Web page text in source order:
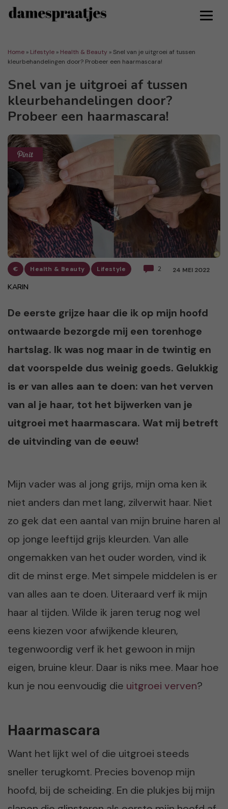
Home » Lifestyle » Health & Beauty »Snel van je uitgroei af tussen
kleurbehandelingen door? Probeer een haarmascara!
Snel van je uitgroei af tussen
kleurbehandelingen door?
Probeer een haarmascara!
€ Health & Beauty Lifestyle 2 24 MEI 2022
KARIN
De eerste grijze haar die ik op mijn hoofd
ontwaarde bezorgde mij een torenhoge
hartslag. Ik was nog maar in de twintig en
dat voorspelde dus weinig goeds. Gelukkig
is er van alles aan te doen: van het verven
van al je haar, tot het bijwerken van je
uitgroei met haarmascara. Wat mij betreft
de uitvinding van de eeuw!
Mijn vader was al jong grijs, mijn oma ken ik
niet anders dan met lang, zilverwit haar. Niet
zo gek dat een aantal van mijn bruine haren al
op jonge leeftijd grijs kleurden. Van alle
ongemakken van het ouder worden, vind ik
dit de minst erge. Met simpele middelen is er
van alles aan te doen. Uiteraard verf ik mijn
haar al tijden. Wilde ik jaren terug nog wel
eens kiezen voor afwijkende kleuren,
tegenwoordig verf ik het gewoon in mijn
eigen, bruine kleur. Daar is niks mee. Maar hoe
kun je nou eenvoudig die uitgroei verven?
Haarmascara
Want het lijkt wel of die uitgroei steeds
sneller terugkomt. Precies bovenop mijn
hoofd, bij de scheiding. En die plukjes bij mijn